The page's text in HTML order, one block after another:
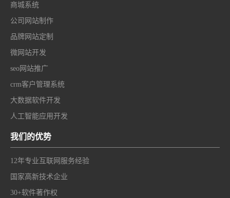
商城系统
公司网站制作
品牌网站定制
微网站开发
seo网站推广
crm客户管理系统
大数据软件开发
人工智能应用开发
我们的优势
12年专业互联网服务经验
国家高新技术企业
30+软件著作权